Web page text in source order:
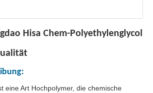
Chem-Polyethylenglycol
eine Art Hochpolymer, die chemische